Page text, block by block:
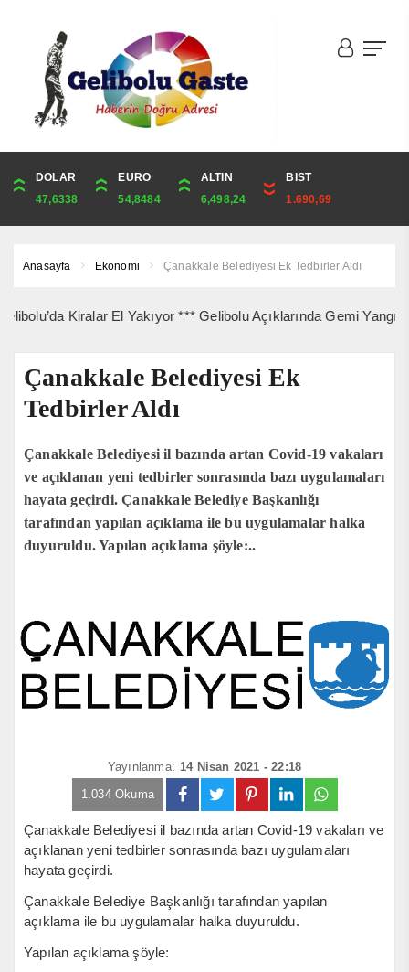
DOLAR
47,6338
EURO
54,8484
ALTIN
6,498,24
BIST
1.690,69
ONS
4,241,01
ALTIN
6,498,24
ÇEYREK
10,624,62
CUMHURİYET
43,869,00
Anasayfa Ekonomi Çanakkale Belediyesi Ek Tedbirler Aldı
Kiralar El Yakıyor *** Gelibolu Açıklarında Gemi Yangını
Çanakkale Belediyesi Ek
Tedbirler Aldı
Çanakkale Belediyesi il bazında artan Covid-19 vakaları
ve açıklanan yeni tedbirler sonrasında bazı uygulamaları
hayata geçirdi. Çanakkale Belediye Başkanlığı
tarafından yapılan açıklama ile bu uygulamalar halka
duyuruldu. Yapılan açıklama şöyle:..
Yayınlanma: 14 Nisan 2021 - 22:18
1.034 Okuma
Çanakkale Belediyesi il bazında artan Covid-19 vakaları ve
açıklanan yeni tedbirler sonrasında bazı uygulamaları
hayata geçirdi.
Çanakkale Belediye Başkanlığı tarafından yapılan
açıklama ile bu uygulamalar halka duyuruldu.
Yapılan açıklama şöyle: